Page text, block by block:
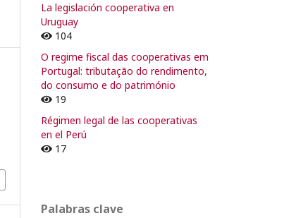
La legislación cooperativa en
Uruguay
104
O regime fiscal das cooperativas em
Portugal: tributação do rendimento,
do consumo e do património
19
Régimen legal de las cooperativas
en el Perú
17
Palabras clave